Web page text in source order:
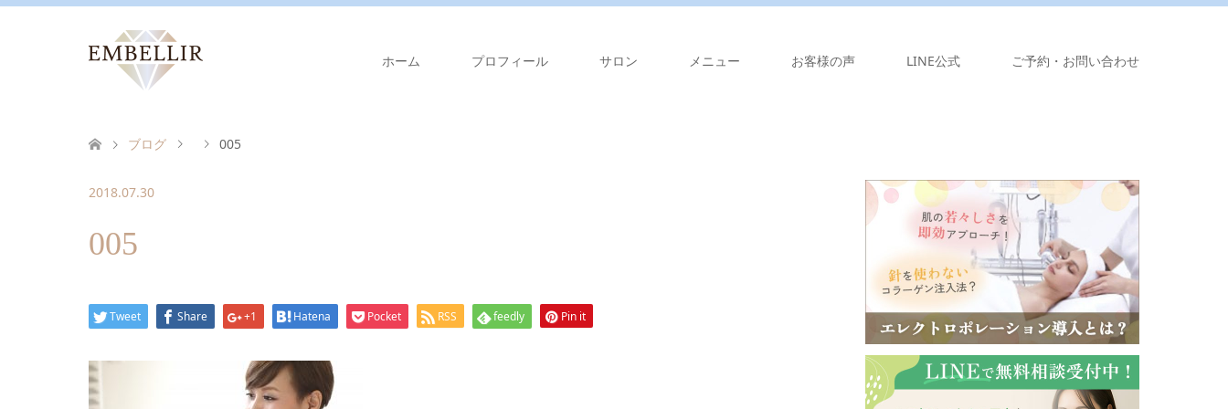
ホーム プロフィール サロン メニュー お客様の声 LINE公式 ご予約・お問い合わせ
ブログ 005
2018.07.30
005
Tweet Share +1 Hatena Pocket RSS feedly Pin it